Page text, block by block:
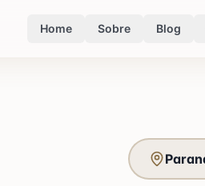
Home Sobre Blog